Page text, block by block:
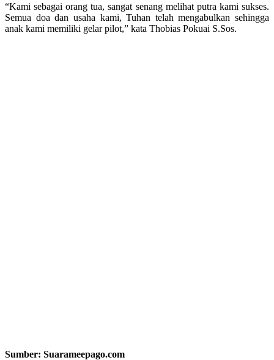
“Kami sebagai orang tua, sangat senang melihat putra kami sukses.
Semua doa dan usaha kami, Tuhan telah mengabulkan sehingga
anak kami memiliki gelar pilot,” kata Thobias Pokuai S.Sos.
Sumber: Suarameepago.com